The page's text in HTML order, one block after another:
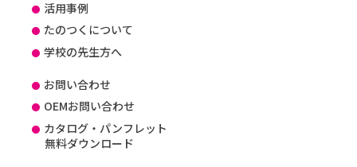
活用事例
たのつくについて
学校の先生方へ
お問い合わせ
OEMお問い合わせ
カタログ・パンフレット
無料ダウンロード